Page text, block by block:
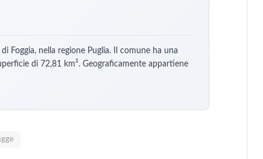
Foggia, nella regione Puglia. Il comune ha una
di 72,81 km². Geograficamente appartiene